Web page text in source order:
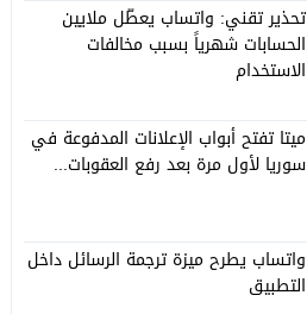
تحذير تقني: واتساب يعطّل ملايين
الحسابات شهرياً بسبب مخالفات
الاستخدام
ميتا تفتح أبواب الإعلانات المدفوعة في
سوريا لأول مرة بعد رفع العقوبات...
واتساب يطرح ميزة ترجمة الرسائل داخل
التطبيق